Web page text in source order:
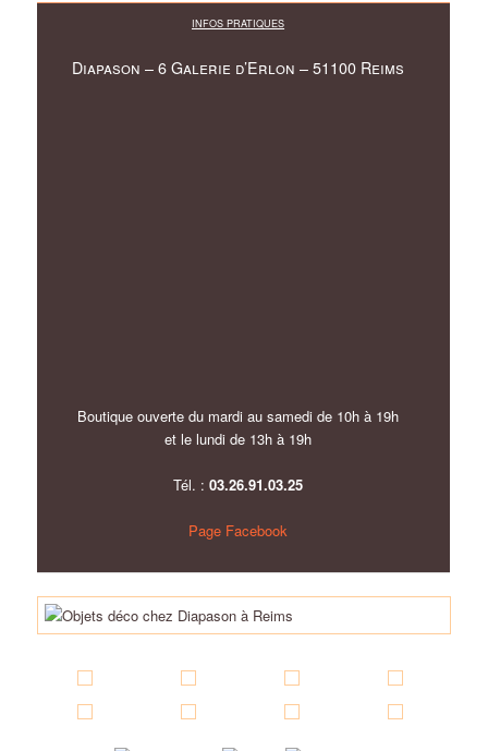
INFOS PRATIQUES
Diapason – 6 Galerie d’Erlon – 51100 Reims
Boutique ouverte du mardi au samedi de 10h à 19h
et le lundi de 13h à 19h
Tél. :03.26.91.03.25
Page Facebook